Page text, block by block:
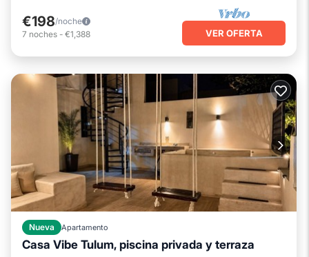
€198/noche
7 noches - €1,388 VER OFERTA
Nueva Apartamento
Casa Vibe Tulum, piscina privada y terraza